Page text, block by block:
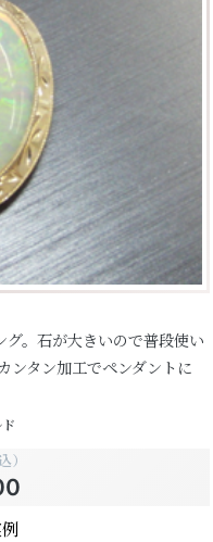
。石が大きいので普段使い
ンタン加工でペンダントに
）